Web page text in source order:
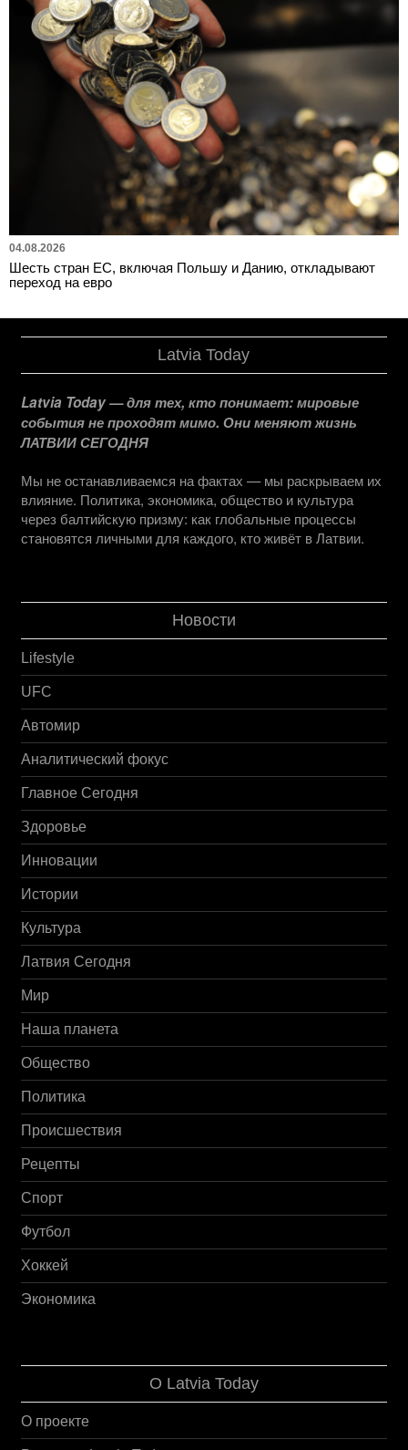
04.08.2026
Шесть стран ЕС, включая Польшу и Данию, откладывают
переход на евро
Latvia Today
Latvia Today — для тех, кто понимает: мировые
события не проходят мимо. Они меняют жизнь
ЛАТВИИ СЕГОДНЯ
Мы не останавливаемся на фактах — мы раскрываем их
влияние. Политика, экономика, общество и культура
через балтийскую призму: как глобальные процессы
становятся личными для каждого, кто живёт в Латвии.
Новости
Lifestyle
UFC
Автомир
Аналитический фокус
Главное Сегодня
Здоровье
Инновации
Истории
Культура
Латвия Сегодня
Мир
Наша планета
Общество
Политика
Происшествия
Рецепты
Спорт
Футбол
Хоккей
Экономика
О Latvia Today
О проекте